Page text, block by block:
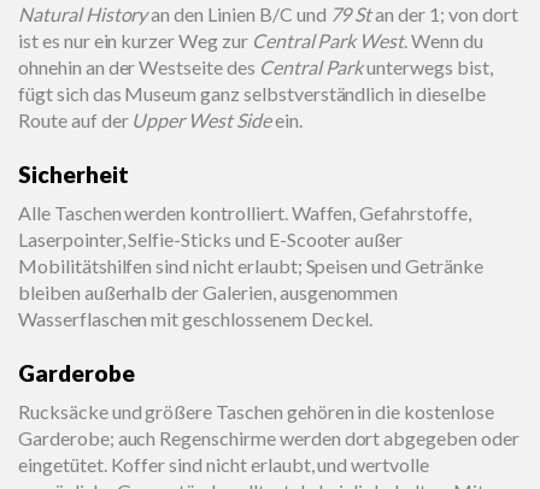
Natural Historyan den Linien B/C und 79 Stan der 1; von dort
ist es nur ein kurzer Weg zur Central Park West. Wenn du
ohnehin an der Westseite des Central Parkunterwegs bist,
fügt sich das Museum ganz selbstverständlich in dieselbe
Route auf der Upper West Sideein.
Sicherheit
Alle Taschen werden kontrolliert. Waffen, Gefahrstoffe,
Laserpointer, Selfie-Sticks und E-Scooter außer
Mobilitätshilfen sind nicht erlaubt; Speisen und Getränke
bleiben außerhalb der Galerien, ausgenommen
Wasserflaschen mit geschlossenem Deckel.
Garderobe
Rucksäcke und größere Taschen gehören in die kostenlose
Garderobe; auch Regenschirme werden dort abgegeben oder
eingetütet. Koffer sind nicht erlaubt, und wertvolle